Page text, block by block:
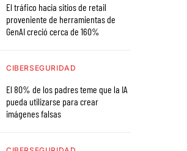
El tráfico hacia sitios de retail
proveniente de herramientas de
GenAI creció cerca de 160%
CIBERSEGURIDAD
El 80% de los padres teme que la IA
pueda utilizarse para crear
imágenes falsas